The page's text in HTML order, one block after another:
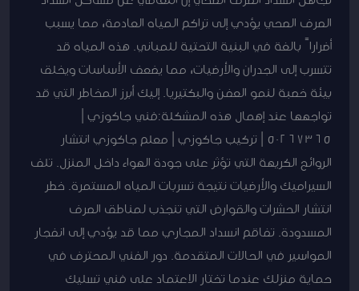
الصرف الصحي يؤدي إلى تراكم المياه العادمة، مما يسبب
أضراراً بالغة في البنية التحتية للمباني. هذه المياه قد
تتسرب إلى الجدران والأرضيات، مما يضعف الأساسات ويخلق
بيئة خصبة لنمو العفن والبكتيريا. إليك أبرز المخاطر التي قد
تواجهها عند إهمال هذه المشكلة:فني جاكوزي |
50267365 | تركيب جاكوزي | معلم جاكوزي انتشار
الروائح الكريهة التي تؤثر على جودة الهواء داخل المنزل. تلف
السيراميك والأرضيات نتيجة تسربات المياه المستمرة. خطر
انتشار الحشرات والقوارض التي تنجذب لمناطق الصرف
المسدودة. تفاقم انسداد المجاري مما قد يؤدي إلى انفجار
المواسير في الحالات المتقدمة. دور الفني المحترف في
حماية منزلك عندما تختار الاعتماد على فني تسليك